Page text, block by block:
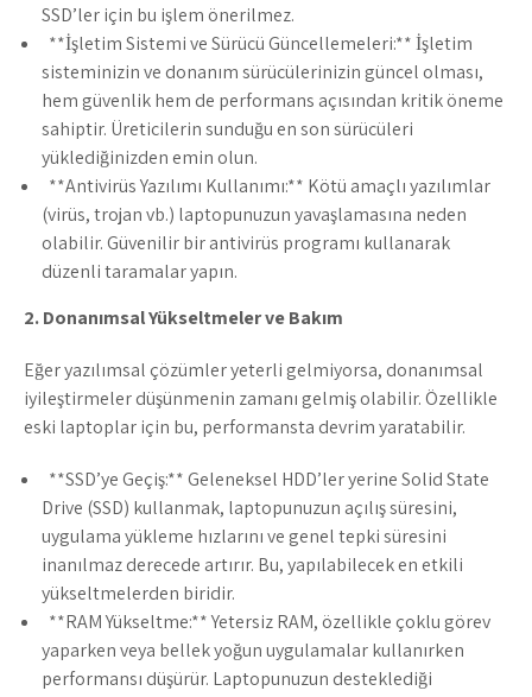
SSD’ler için bu işlem önerilmez.
**İşletim Sistemi ve Sürücü Güncellemeleri:** İşletim
sisteminizin ve donanım sürücülerinizin güncel olması,
hem güvenlik hem de performans açısından kritik öneme
sahiptir. Üreticilerin sunduğu en son sürücüleri
yüklediğinizden emin olun.
**Antivirüs Yazılımı Kullanımı:** Kötü amaçlı yazılımlar
(virüs, trojan vb.) laptopunuzun yavaşlamasına neden
olabilir. Güvenilir bir antivirüs programı kullanarak
düzenli taramalar yapın.
2. Donanımsal Yükseltmeler ve Bakım
Eğer yazılımsal çözümler yeterli gelmiyorsa, donanımsal
iyileştirmeler düşünmenin zamanı gelmiş olabilir. Özellikle
eski laptoplar için bu, performansta devrim yaratabilir.
**SSD’ye Geçiş:** Geleneksel HDD’ler yerine Solid State
Drive (SSD) kullanmak, laptopunuzun açılış süresini,
uygulama yükleme hızlarını ve genel tepki süresini
inanılmaz derecede artırır. Bu, yapılabilecek en etkili
yükseltmelerden biridir.
**RAM Yükseltme:** Yetersiz RAM, özellikle çoklu görev
yaparken veya bellek yoğun uygulamalar kullanırken
performansı düşürür. Laptopunuzun desteklediği